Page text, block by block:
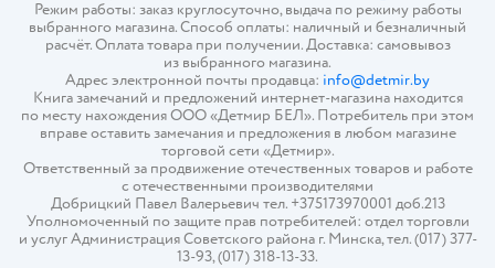
Режим работы: заказ круглосуточно, выдача по режиму работы
выбранного магазина. Способ оплаты: наличный и безналичный
расчёт. Оплата товара при получении. Доставка: самовывоз
из выбранного магазина.
Адрес электронной почты продавца: info@detmir.by
Книга замечаний и предложений интернет-магазина находится
по месту нахождения ООО «Детмир БЕЛ». Потребитель при этом
вправе оставить замечания и предложения в любом магазине
торговой сети «Детмир».
Ответственный за продвижение отечественных товаров и работе
с отечественными производителями
Добрицкий Павел Валерьевич тел. +375173970001 доб.213
Уполномоченный по защите прав потребителей: отдел торговли
и услуг Администрация Советского района г. Минска, тел. (017) 377-
13-93, (017) 318-13-33.